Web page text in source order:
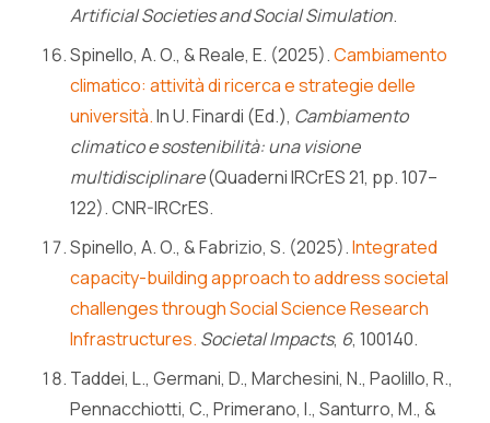
Artificial Societies and Social Simulation.
Spinello, A. O., & Reale, E. (2025).Cambiamento
climatico: attività di ricerca e strategie delle
università.In U. Finardi (Ed.), Cambiamento
climatico e sostenibilità: una visione
multidisciplinare(Quaderni IRCrES 21, pp. 107–
122). CNR-IRCrES.
Spinello, A. O., & Fabrizio, S. (2025).Integrated
capacity-building approach to address societal
challenges through Social Science Research
Infrastructures. Societal Impacts, 6, 100140.
Taddei, L., Germani, D., Marchesini, N., Paolillo, R.,
Pennacchiotti, C., Primerano, I., Santurro, M., &